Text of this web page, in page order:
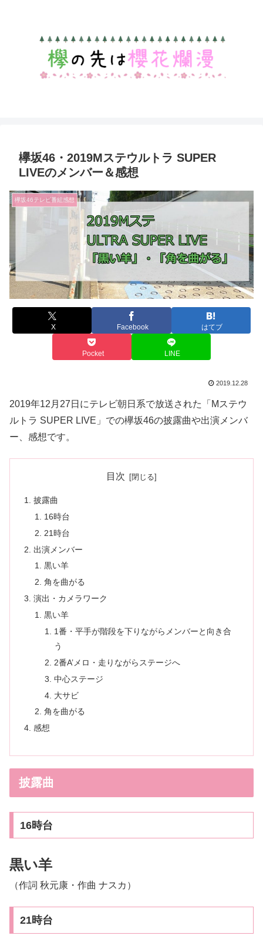
欅坂46・2019Mステウルトラ SUPER
LIVEのメンバー＆感想
欅坂46テレビ番組感想
X Facebook はてブ
Pocket LINE
2019.12.28
2019年12月27日にテレビ朝日系で放送された「Mステウ
ルトラ SUPER LIVE」での欅坂46の披露曲や出演メンバ
ー、感想です。
目次
披露曲
16時台
21時台
出演メンバー
黒い羊
角を曲がる
演出・カメラワーク
黒い羊
1番・平手が階段を下りながらメンバーと向き合
う
2番A’メロ・走りながらステージへ
中心ステージ
大サビ
角を曲がる
感想
披露曲
16時台
黒い羊
（作詞 秋元康・作曲 ナスカ）
21時台